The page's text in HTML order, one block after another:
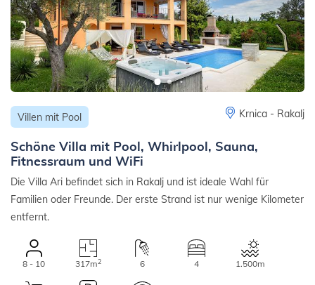
Villen mit Pool Krnica - Rakalj
Schöne Villa mit Pool, Whirlpool, Sauna,
Fitnessraum und WiFi
Die Villa Ari befindet sich in Rakalj und ist ideale Wahl für
Familien oder Freunde. Der erste Strand ist nur wenige Kilometer
entfernt.
8 - 10 317m2 6 4 1.500m